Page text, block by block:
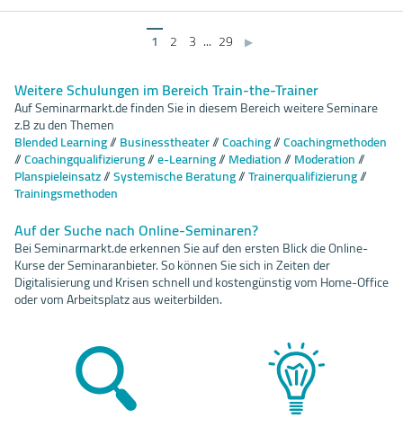
1 2 3 ... 29 ▶
Weitere Schulungen im BereichTrain-the-Trainer
Auf Seminarmarkt.de finden Sie in diesem Bereich weitere Seminare
z.B zu den Themen
Blended Learning//Businesstheater//Coaching//Coachingmethoden
//Coachingqualifizierung//e-Learning//Mediation//Moderation//
Planspieleinsatz//Systemische Beratung//Trainerqualifizierung//
Trainingsmethoden
Auf der Suche nach Online-Seminaren?
Bei Seminarmarkt.de erkennen Sie auf den ersten Blick die Online-
Kurse der Seminaranbieter. So können Sie sich in Zeiten der
Digitalisierung und Krisen schnell und kostengünstig vom Home-Office
oder vom Arbeitsplatz aus weiterbilden.